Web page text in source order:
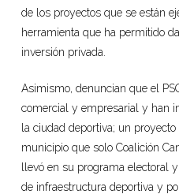
de los proyectos que se están
herramienta que ha permitido
inversión privada.
Asimismo, denuncian que el
comercial y empresarial y han
la ciudad deportiva; un
municipio que solo Coalición
llevó en su programa electoral
de infraestructura deportiva y